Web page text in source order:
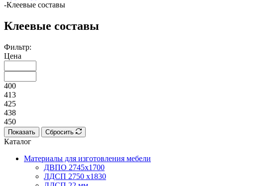
-Клеевые составы
Клеевые составы
Фильтр:
Цена
400
413
425
438
450
Показать Сбросить
Каталог
Материалы для изготовления мебели
ДВПО 2745х1700
ЛДСП 2750 х1830